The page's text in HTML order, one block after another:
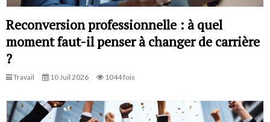
Reconversion professionnelle : à quel
moment faut-il penser à changer de carrière
?
Travail 10 Juil 2026 1044 fois